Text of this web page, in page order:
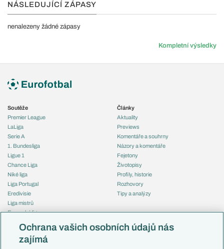
NÁSLEDUJÍCÍ ZÁPASY
nenalezeny žádné zápasy
Kompletní výsledky
Soutěže
Premier League
LaLiga
Serie A
1. Bundesliga
Ligue 1
Chance Liga
Niké liga
Liga Portugal
Eredivisie
Liga mistrů
Evropská liga
Mistrovství světa
Liga národů
Články
Aktuality
Previews
Komentáře a souhrny
Názory a komentáře
Fejetony
Životopisy
Profily, historie
Rozhovory
Tipy a analýzy
Česko
Ochrana vašich osobních údajů nás
zajímá